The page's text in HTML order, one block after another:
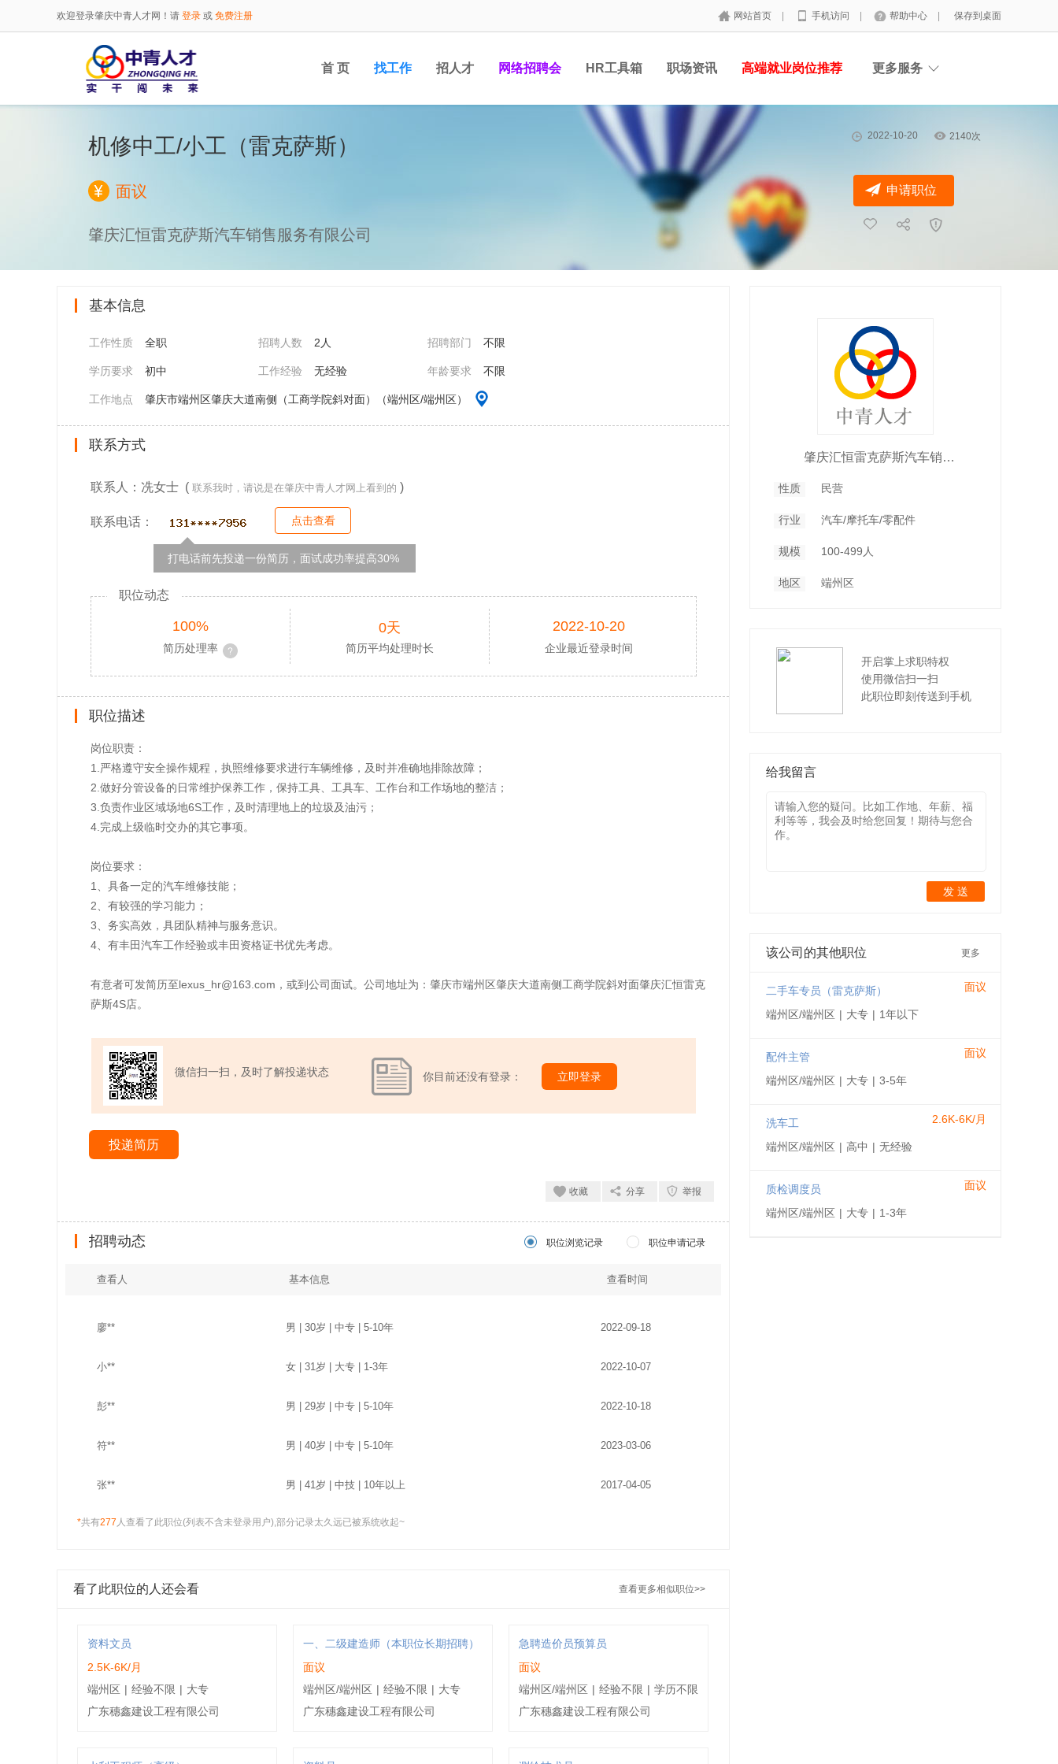
欢迎登录肇庆中青人才网！请 登录 或 免费注册 网站首页 手机访问 帮助中心 保存到桌面
首 页 找工作 招人才 网络招聘会 HR工具箱 职场资讯 高端就业岗位推荐 更多服务
2022-10-20 2140次
机修中工/小工（雷克萨斯）
面议
肇庆汇恒雷克萨斯汽车销售服务有限公司
申请职位
基本信息
工作性质 全职 招聘人数 2人 招聘部门 不限
学历要求 初中 工作经验 无经验 年龄要求 不限
工作地点 肇庆市端州区肇庆大道南侧（工商学院斜对面）（端州区/端州区）
联系方式
联系人：冼女士 ( 联系我时，请说是在肇庆中青人才网上看到的 )
联系电话： 点击查看
打电话前先投递一份简历，面试成功率提高30%
职位动态
100%
简历处理率
0天
简历平均处理时长
2022-10-20
企业最近登录时间
职位描述
岗位职责：
1.严格遵守安全操作规程，执照维修要求进行车辆维修，及时并准确地排除故障；
2.做好分管设备的日常维护保养工作，保持工具、工具车、工作台和工作场地的整洁；
3.负责作业区域场地6S工作，及时清理地上的垃圾及油污；
4.完成上级临时交办的其它事项。
岗位要求：
1、具备一定的汽车维修技能；
2、有较强的学习能力；
3、务实高效，具团队精神与服务意识。
4、有丰田汽车工作经验或丰田资格证书优先考虑。
有意者可发简历至lexus_hr@163.com，或到公司面试。公司地址为：肇庆市端州区肇庆大道南侧工商学院斜对面肇庆汇恒雷克
萨斯4S店。
微信扫一扫，及时了解投递状态 你目前还没有登录： 立即登录
投递简历
收藏 分享 举报
招聘动态 职位申请记录
职位浏览记录
查看人 基本信息 查看时间
廖** 男 | 30岁 | 中专 | 5-10年 2022-09-18
小** 女 | 31岁 | 大专 | 1-3年 2022-10-07
彭** 男 | 29岁 | 中专 | 5-10年 2022-10-18
符** 男 | 40岁 | 中专 | 5-10年 2023-03-06
张** 男 | 41岁 | 中技 | 10年以上 2017-04-05
罗** 男 | 34岁 | 中技 | 5-10年
*共有277 人查看了此职位(列表不含未登录用户),部分记录太久远已被系统收起~
看了此职位的人还会看 查看更多相似职位>>
资料文员
2.5K-6K/月
端州区 | 经验不限 | 大专
广东穗鑫建设工程有限公司
一、二级建造师（本职位长期招聘）
面议
端州区/端州区 | 经验不限 | 大专
广东穗鑫建设工程有限公司
急聘造价员预算员
面议
端州区/端州区 | 经验不限 | 学历不限
广东穗鑫建设工程有限公司
肇庆汇恒雷克萨斯汽车销售服务有限公司
性质 民营
行业 汽车/摩托车/零配件
规模 100-499人
地区 端州区
开启掌上求职特权
使用微信扫一扫
此职位即刻传送到手机
给我留言
发 送
该公司的其他职位 更多
二手车专员（雷克萨斯） 面议
端州区/端州区 | 大专 | 1年以下
配件主管 面议
端州区/端州区 | 大专 | 3-5年
洗车工 2.6K-6K/月
端州区/端州区 | 高中 | 无经验
质检调度员 面议
端州区/端州区 | 大专 | 1-3年